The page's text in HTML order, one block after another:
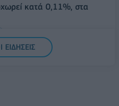
κατά 0,11%, στα
ΕΙΔΗΣΕΙΣ